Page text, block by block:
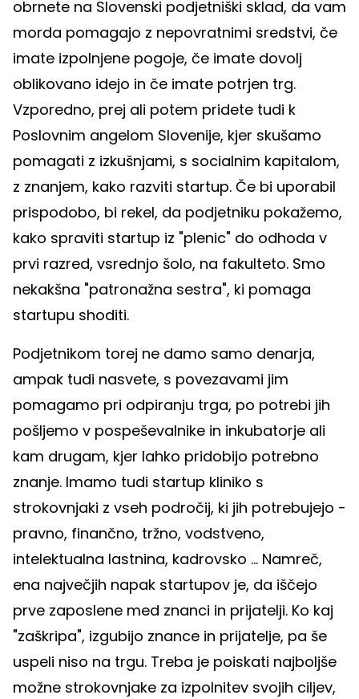
obrnete na Slovenski podjetniški sklad, da vam
morda pomagajo z nepovratnimi sredstvi, če
imate izpolnjene pogoje, če imate dovolj
oblikovano idejo in če imate potrjen trg.
Vzporedno, prej ali potem pridete tudi k
Poslovnim angelom Slovenije, kjer skušamo
pomagati z izkušnjami, s socialnim kapitalom,
z znanjem, kako razviti startup. Če bi uporabil
prispodobo, bi rekel, da podjetniku pokažemo,
kako spraviti startup iz "plenic" do odhoda v
prvi razred, vsrednjo šolo, na fakulteto. Smo
nekakšna "patronažna sestra", ki pomaga
startupu shoditi.
Podjetnikom torej ne damo samo denarja,
ampak tudi nasvete, s povezavami jim
pomagamo pri odpiranju trga, po potrebi jih
pošljemo v pospeševalnike in inkubatorje ali
kam drugam, kjer lahko pridobijo potrebno
znanje. Imamo tudi startup kliniko s
strokovnjaki z vseh področij, ki jih potrebujejo -
pravno, finančno, tržno, vodstveno,
intelektualna lastnina, kadrovsko ... Namreč,
ena največjih napak startupov je, da iščejo
prve zaposlene med znanci in prijatelji. Ko kaj
"zaškripa", izgubijo znance in prijatelje, pa še
uspeli niso na trgu. Treba je poiskati najboljše
možne strokovnjake za izpolnitev svojih ciljev,